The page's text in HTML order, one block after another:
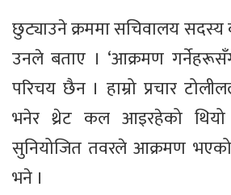
छुट्याउने क्रममा सचिवालय
उनले बताए । ‘आक्रमण
परिचय छैन । हाम्रो प्रचार
भनेर थ्रेट कल आइरहेको
सुनियोजित तवरले आक्रमण
भने ।